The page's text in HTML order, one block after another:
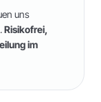
uns
Risikofrei,
im